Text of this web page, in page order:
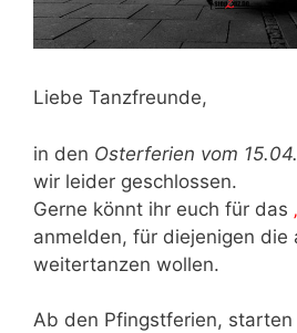
Liebe Tanzfreunde,
in den Osterferien vom
wir leider geschlossen.
Gerne könnt ihr euch für das
anmelden, für diejenigen die
weitertanzen wollen.
Ab den Pfingstferien,